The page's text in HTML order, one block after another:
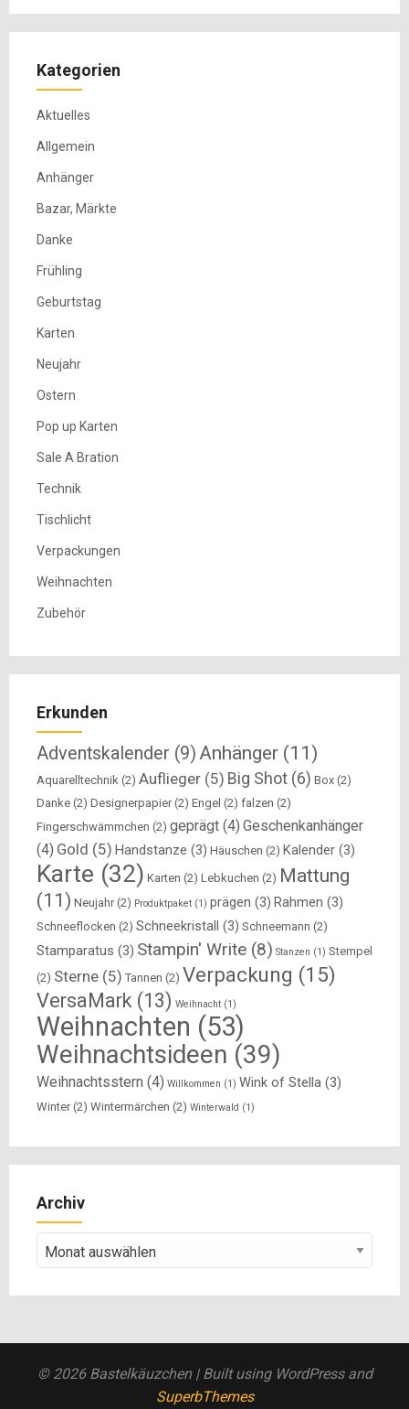
Kategorien
Aktuelles
Allgemein
Anhänger
Bazar, Märkte
Danke
Frühling
Geburtstag
Karten
Neujahr
Ostern
Pop up Karten
Sale A Bration
Technik
Tischlicht
Verpackungen
Weihnachten
Zubehör
Erkunden
Adventskalender (9) Anhänger (11)
Aquarelltechnik (2) Auflieger (5) Big Shot (6) Box (2)
Danke (2) Designerpapier(2) Engel (2) falzen (2)
Fingerschwämmchen (2) geprägt (4) Geschenkanhänger
(4) Gold (5) Handstanze (3) Häuschen (2) Kalender (3)
Karte (32) Karten (2) Lebkuchen (2) Mattung
(11) Neujahr(2) Produktpaket (1) prägen (3) Rahmen (3)
Schneeflocken (2) Schneekristall (3) Schneemann (2)
Stamparatus (3) Stampin' Write (8) Stanzen (1) Stempel
(2) Sterne (5) Tannen (2) Verpackung (15)
VersaMark (13) Weihnacht (1)
Weihnachten (53)
Weihnachtsideen (39)
Weihnachtsstern (4) Willkommen (1) Wink of Stella (3)
Winter(2) Wintermärchen (2) Winterwald (1)
Archiv
© 2026 Bastelkäuzchen | Built using WordPress and
SuperbThemes